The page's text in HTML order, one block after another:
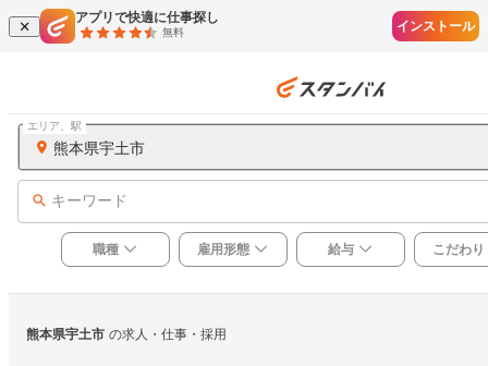
アプリで快適に仕事探し
無料 インストール
熊本県宇土市
エリア、駅
キーワード
職種 雇用形態 給与 こだわり
熊本県宇土市 の求人・仕事・採用